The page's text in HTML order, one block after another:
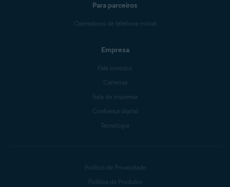
Para parceiros
Operadoras de telefonia móvel
Empresa
Fale conosco
Carreiras
Sala de imprensa
Confiança digital
Tecnologia
Política de Privacidade
Política de Produtos